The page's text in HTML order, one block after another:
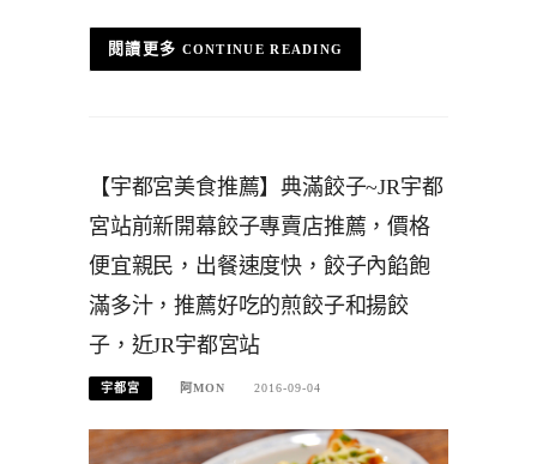
CONTINUE READING
【宇都宮美食推薦】典滿餃子~JR宇都
宮站前新開幕餃子專賣店推薦，價格
便宜親民，出餐速度快，餃子內餡飽
滿多汁，推薦好吃的煎餃子和揚餃
子，近JR宇都宮站
宇都宮 阿MON 2016-09-04